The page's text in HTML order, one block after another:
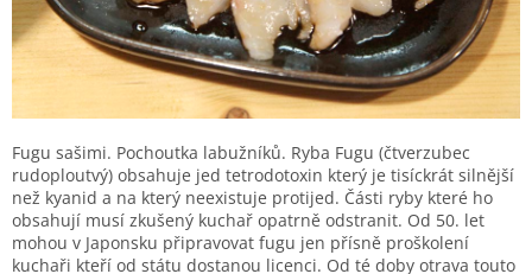
Fugu sašimi. Pochoutka labužníků. Ryba Fugu (čtverzubec
rudoploutvý) obsahuje jed tetrodotoxin který je tisíckrát silnější
než kyanid a na který neexistuje protijed. Části ryby které ho
obsahují musí zkušený kuchař opatrně odstranit. Od 50. let
mohou v Japonsku připravovat fugu jen přísně proškolení
kuchaři kteří od státu dostanou licenci. Od té doby otrava touto